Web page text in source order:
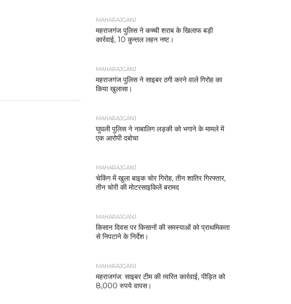
MAHARAJGANJ
महराजगंज पुलिस ने कच्ची शराब के खिलाफ बड़ी
कार्रवाई, 10 कुन्तल लहन नष्ट।
MAHARAJGANJ
महराजगंज पुलिस ने साइबर ठगी करने वाले गिरोह का
किया खुलासा।
MAHARAJGANJ
घुघली पुलिस ने नाबालिग लड़की को भगाने के मामले में
एक आरोपी दबोचा
MAHARAJGANJ
चेकिंग में खुला बाइक चोर गिरोह, तीन शातिर गिरफ्तार,
तीन चोरी की मोटरसाइकिलें बरामद
MAHARAJGANJ
किसान दिवस पर किसानों की समस्याओं को प्राथमिकता
से निपटाने के निर्देश।
MAHARAJGANJ
महराजगंज: साइबर टीम की त्वरित कार्रवाई, पीड़ित को
8,000 रुपये वापस।